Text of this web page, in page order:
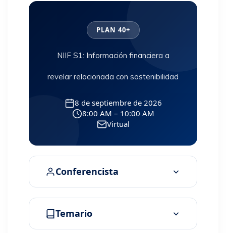
PLAN 40+
NIIF S1: Información financiera a
revelar relacionada con sostenibilidad
8 de septiembre de 2026
8:00 AM – 10:00 AM
Virtual
Conferencista
Temario